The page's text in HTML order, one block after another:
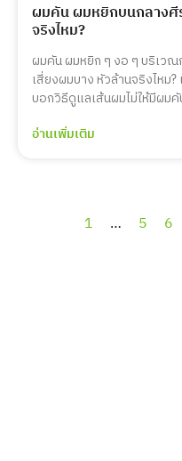
ผมคัน ผมหยิกบนกลางศี
จริงไหม?
ผมคัน ผมหยิก ๆ งอ ๆ บริเว
เสี่ยงผมบาง หัวล้านจริงไหม
บอกวิธีดูแลเส้นผมไม่ให้มีผม
อ่านเพิ่มเติม
1 … 5 6